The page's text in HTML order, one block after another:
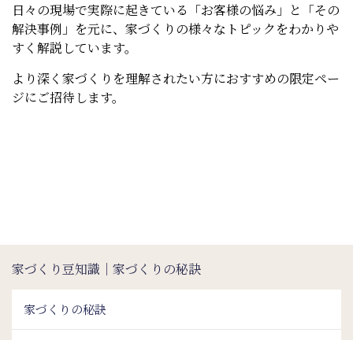
日々の現場で実際に起きている「お客様の悩み」と「その
解決事例」を元に、家づくりの様々なトピックをわかりや
すく解説しています。
より深く家づくりを理解されたい方におすすめの限定ペー
ジにご招待します。
家づくり豆知識｜家づくりの秘訣
家づくりの秘訣